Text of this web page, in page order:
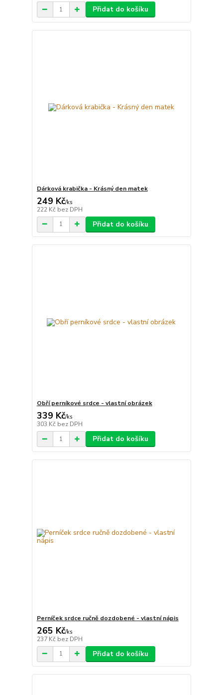
Přidat do košíku
Dárková krabička - Krásný den matek
249 Kč/ks
222 Kč bez DPH
Přidat do košíku
Obří perníkové srdce - vlastní obrázek
339 Kč/ks
303 Kč bez DPH
Přidat do košíku
Perníček srdce ručně dozdobené - vlastní nápis
265 Kč/ks
237 Kč bez DPH
Přidat do košíku